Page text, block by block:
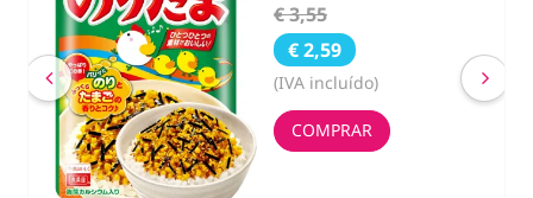
€ 3,55
€ 2,59
(IVA incluído)
COMPRAR